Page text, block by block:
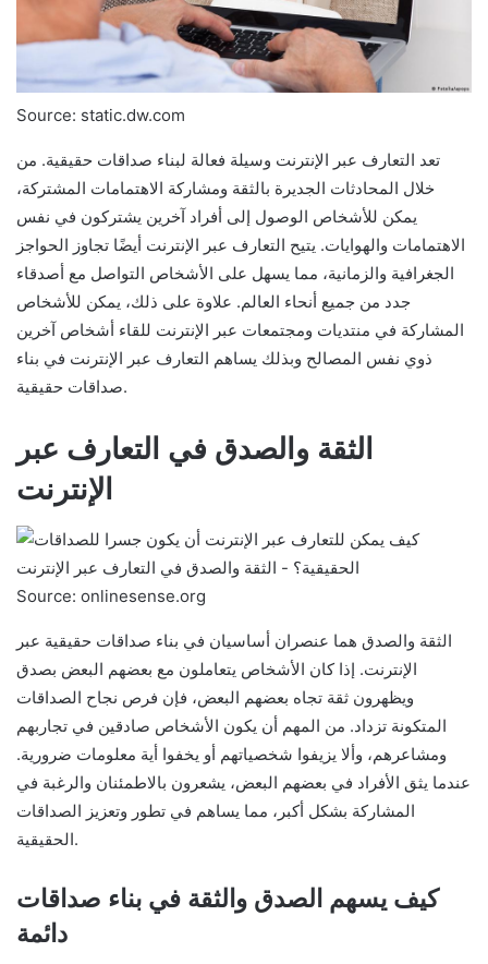
Source: static.dw.com
تعد التعارف عبر الإنترنت وسيلة فعالة لبناء صداقات حقيقية. من
خلال المحادثات الجديرة بالثقة ومشاركة الاهتمامات المشتركة،
يمكن للأشخاص الوصول إلى أفراد آخرين يشتركون في نفس
الاهتمامات والهوايات. يتيح التعارف عبر الإنترنت أيضًا تجاوز الحواجز
الجغرافية والزمانية، مما يسهل على الأشخاص التواصل مع أصدقاء
جدد من جميع أنحاء العالم. علاوة على ذلك، يمكن للأشخاص
المشاركة في منتديات ومجتمعات عبر الإنترنت للقاء أشخاص آخرين
ذوي نفس المصالح وبذلك يساهم التعارف عبر الإنترنت في بناء
صداقات حقيقية.
الثقة والصدق في التعارف عبر
الإنترنت
Source: onlinesense.org
الثقة والصدق هما عنصران أساسيان في بناء صداقات حقيقية عبر
الإنترنت. إذا كان الأشخاص يتعاملون مع بعضهم البعض بصدق
ويظهرون ثقة تجاه بعضهم البعض، فإن فرص نجاح الصداقات
المتكونة تزداد. من المهم أن يكون الأشخاص صادقين في تجاربهم
ومشاعرهم، وألا يزيفوا شخصياتهم أو يخفوا أية معلومات ضرورية.
عندما يثق الأفراد في بعضهم البعض، يشعرون بالاطمئنان والرغبة في
المشاركة بشكل أكبر، مما يساهم في تطور وتعزيز الصداقات
الحقيقية.
كيف يسهم الصدق والثقة في بناء صداقات
دائمة